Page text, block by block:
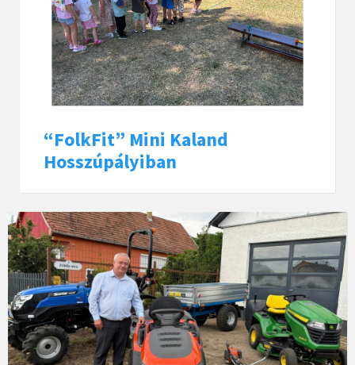
“FolkFit” Mini Kaland
Hosszúpályiban